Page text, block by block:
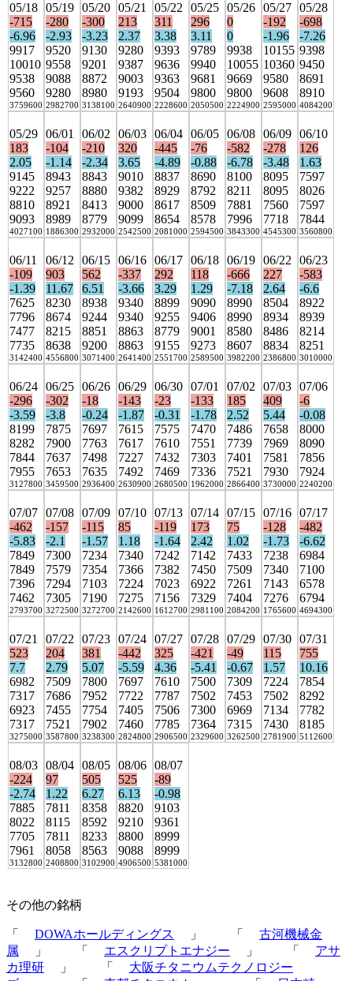
05/18
-715
-6.96
9917
10010
9538
9560
3759600
05/19
-280
-2.93
9520
9558
9088
9280
2982700
05/20
-300
-3.23
9130
9201
8872
8980
3138100
05/21
213
2.37
9280
9387
9003
9193
2640900
05/22
311
3.38
9393
9636
9363
9504
2228600
05/25
296
3.11
9789
9940
9681
9800
2050500
05/26
0
0
9938
10055
9669
9800
2224900
05/27
-192
-1.96
10155
10360
9580
9608
2595000
05/28
-698
-7.26
9398
9450
8691
8910
4084200
05/29
183
2.05
9145
9222
8810
9093
4027100
06/01
-104
-1.14
8943
9257
8921
8989
1886300
06/02
-210
-2.34
8843
8880
8413
8779
2932000
06/03
320
3.65
9010
9382
9000
9099
2542500
06/04
-445
-4.89
8837
8929
8617
8654
2081000
06/05
-76
-0.88
8690
8792
8509
8578
2594500
06/08
-582
-6.78
8100
8211
7881
7996
3843300
06/09
-278
-3.48
8095
8095
7560
7718
4545300
06/10
126
1.63
7597
8026
7597
7844
3560800
06/11
-109
-1.39
7625
7796
7477
7735
3142400
06/12
903
11.67
8230
8674
8215
8638
4556800
06/15
562
6.51
8938
9244
8851
9200
3071400
06/16
-337
-3.66
9340
9340
8863
8863
2641400
06/17
292
3.29
8899
9255
8779
9155
2551700
06/18
118
1.29
9090
9406
9001
9273
2589500
06/19
-666
-7.18
8990
8990
8580
8607
3982200
06/22
227
2.64
8504
8934
8486
8834
2386800
06/23
-583
-6.6
8922
8939
8214
8251
3010000
06/24
-296
-3.59
8199
8282
7844
7955
3127800
06/25
-302
-3.8
7875
7900
7637
7653
3459500
06/26
-18
-0.24
7697
7763
7498
7635
2936400
06/29
-143
-1.87
7615
7617
7227
7492
2630900
06/30
-23
-0.31
7575
7610
7432
7469
2680500
07/01
-133
-1.78
7470
7551
7303
7336
1962000
07/02
185
2.52
7486
7739
7401
7521
2866400
07/03
409
5.44
7658
7969
7581
7930
3730000
07/06
-6
-0.08
8000
8090
7856
7924
2240200
07/07
-462
-5.83
7849
7849
7396
7462
2793700
07/08
-157
-2.1
7300
7579
7294
7305
3272500
07/09
-115
-1.57
7234
7354
7103
7190
3272700
07/10
85
1.18
7340
7366
7224
7275
2142600
07/13
-119
-1.64
7242
7382
7023
7156
1612700
07/14
173
2.42
7142
7450
6922
7329
2981100
07/15
75
1.02
7433
7509
7261
7404
2084200
07/16
-128
-1.73
7238
7340
7143
7276
1765600
07/17
-482
-6.62
6984
7100
6578
6794
4694300
07/21
523
7.7
6982
7317
6923
7317
3275000
07/22
204
2.79
7509
7686
7455
7521
3587800
07/23
381
5.07
7800
7952
7754
7902
3238300
07/24
-442
-5.59
7697
7722
7405
7460
2824800
07/27
325
4.36
7610
7787
7506
7785
2906500
07/28
-421
-5.41
7500
7502
7300
7364
2329600
07/29
-49
-0.67
7309
7453
6969
7315
3262500
07/30
115
1.57
7224
7502
7134
7430
2781900
07/31
755
10.16
7854
8292
7782
8185
5112600
08/03
-224
-2.74
7885
8022
7705
7961
3132800
08/04
97
1.22
7811
8115
7811
8058
2408800
08/05
505
6.27
8358
8592
8233
8563
3102900
08/06
525
6.13
8820
9210
8800
9088
4906500
08/07
-89
-0.98
9103
9361
8999
8999
5381000
その他の銘柄
「 DOWAホールディングス 」 「
古河機械金
属
」 「 エスクリプトエナジー 」 「
アサ
カ理研
」 「
大阪チタニウムテクノロジー